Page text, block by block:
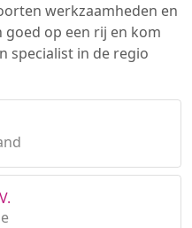
werkzaamheden en
goed op een rij en kom
specialist in de regio